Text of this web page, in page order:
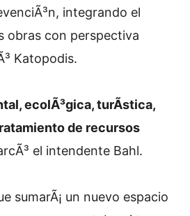
integrando el
obras con perspectiva
Katopodis.
ecolÃ³gica, turÃ­stica,
de recursos
el intendente Bahl.
sumarÃ¡ un nuevo espacio